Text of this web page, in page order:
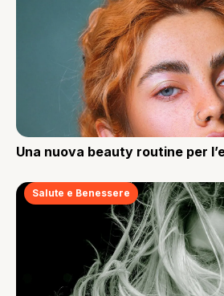
Una nuova beauty routine per
Salute e Benessere